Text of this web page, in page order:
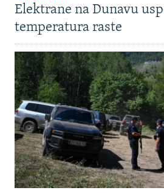
Elektrane na Dunavu
temperatura raste